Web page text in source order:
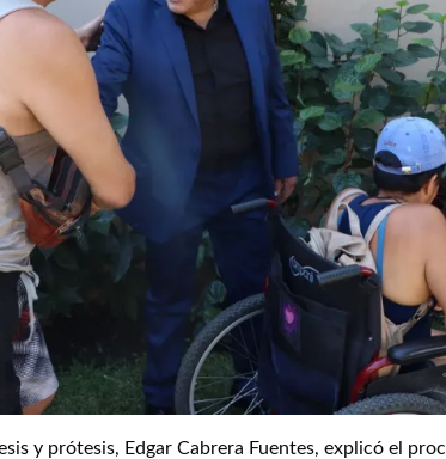
y prótesis, Edgar Cabrera Fuentes, explicó el